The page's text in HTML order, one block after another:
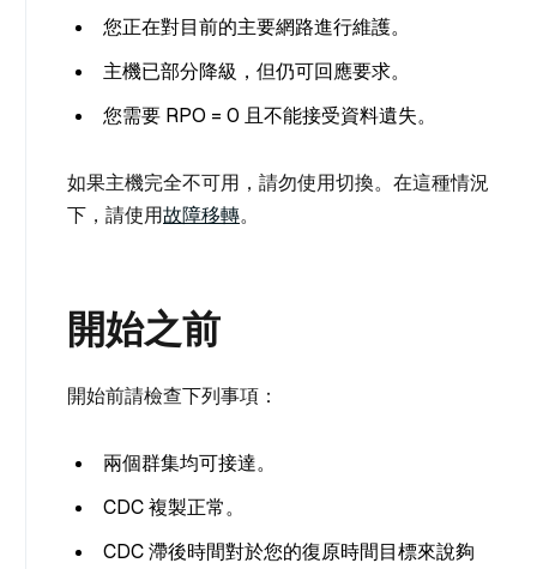
您正在對目前的主要網路進行維護。
主機已部分降級，但仍可回應要求。
您需要 RPO = 0 且不能接受資料遺失。
如果主機完全不可用，請勿使用切換。在這種情況
下，請使用故障移轉。
開始之前
開始前請檢查下列事項：
兩個群集均可接達。
CDC 複製正常。
CDC 滯後時間對於您的復原時間目標來說夠